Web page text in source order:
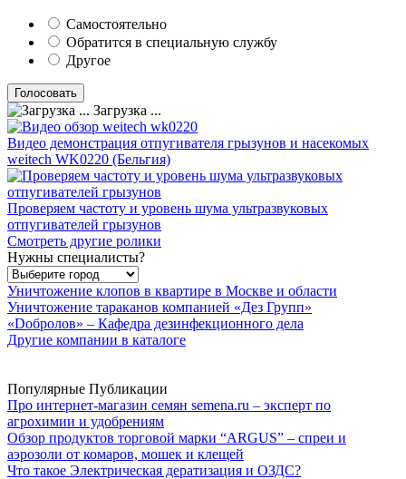
Самостоятельно
Обратится в специальную службу
Другое
Загрузка ...
Видео демонстрация отпугивателя грызунов и насекомых
weitech WK0220 (Бельгия)
Проверяем частоту и уровень шума ультразвуковых
отпугивателей грызунов
Смотреть другие ролики
Нужны специалисты?
Уничтожение клопов в квартире в Москве и области
Уничтожение тараканов компанией «Дез Групп»
«Dобролов» – Кафедра дезинфекционного дела
Другие компании в каталоге
Популярные Публикации
Про интернет-магазин семян semena.ru – эксперт по
агрохимии и удобрениям
Обзор продуктов торговой марки “ARGUS” – спреи и
аэрозоли от комаров, мошек и клещей
Что такое Электрическая дератизация и ОЗДС?